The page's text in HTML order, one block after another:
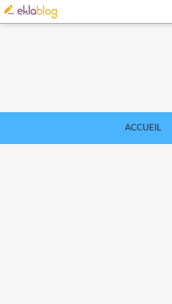
ACCUEIL